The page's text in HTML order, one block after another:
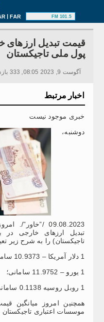
|FAR 101.5 FM
قیمت تبدیل ارزهای
پول ملی تاجیکستان
آگوست 9, 2023 08:05, 333 بازدید ها
اخبار مرتبط
خبری موجود نیست
دوشنبه،
09.08.2023 /
تبدیل ارزهای خارجی در
تاجیکستان) را به شرح زیر
1 دلار آمریکا – 10.9373 سامانی؛
1 یورو – 11.9752 سامانی؛
1 روبل روسیه 0.1138 سامانی است.
همچنین امروز میانگین
موسسات اعتباری